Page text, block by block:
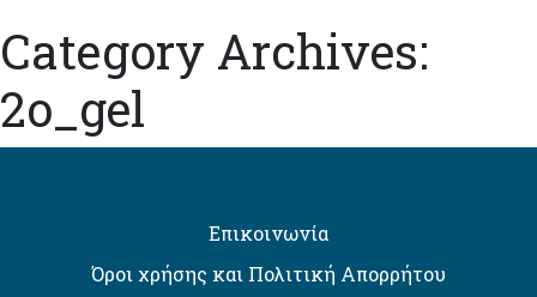
Category Archives:
2o_gel
Επικοινωνία
Όροι χρήσης και Πολιτική Απορρήτου